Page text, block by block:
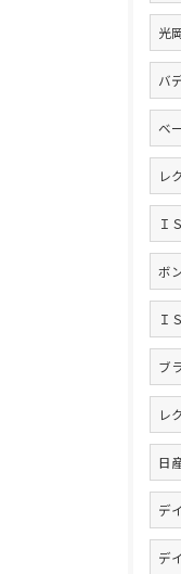
光
バ
ベ
レ
Ｉ
ボ
Ｉ
ブ
レ
日
デ
デ